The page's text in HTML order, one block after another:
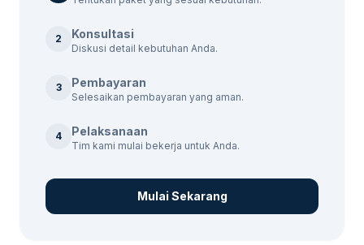
Madiun. Kami memahami kebutuhan lokal
sesuai dengan target pasar Anda.
2 Konsultasi
Diskusi detail kebutuhan Anda.
3 Pembayaran
Selesaikan pembayaran yang aman.
4 Pelaksanaan
Tim kami mulai bekerja untuk Anda.
Mulai Sekarang